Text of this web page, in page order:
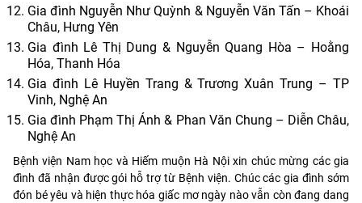
Gia đình Nguyễn Như Quỳnh & Nguyễn Văn Tấn – Khoái
Châu, Hưng Yên
Gia đình Lê Thị Dung & Nguyễn Quang Hòa – Hoằng
Hóa, Thanh Hóa
Gia đình Lê Huyền Trang & Trương Xuân Trung – TP
Vinh, Nghệ An
Gia đình Phạm Thị Ánh & Phan Văn Chung – Diễn Châu,
Nghệ An
Bệnh viện Nam học và Hiếm muộn Hà Nội xin chúc mừng các gia
đình đã nhận được gói hỗ trợ từ Bệnh viện. Chúc các gia đình sớm
đón bé yêu và hiện thực hóa giấc mơ ngày nào vẫn còn đang dang